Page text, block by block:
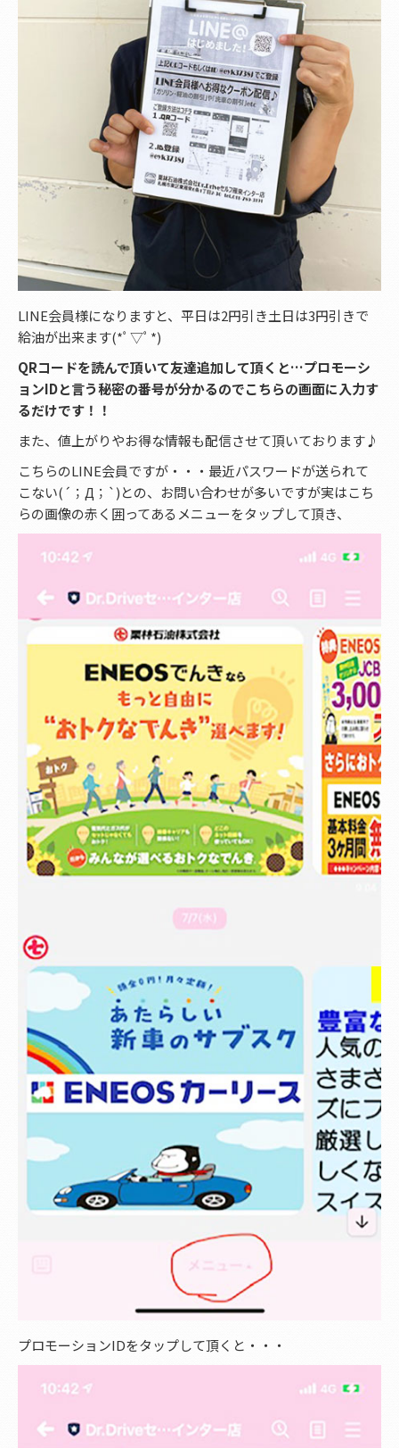
LINE会員様になりますと、平日は2円引き土日は3円引きで
給油が出来ます(*ﾟ▽ﾟ*)
QRコードを読んで頂いて友達追加して頂くと…プロモーシ
ョンIDと言う秘密の番号が分かるのでこちらの画面に入力す
るだけです！！
また、値上がりやお得な情報も配信させて頂いております♪
こちらのLINE会員ですが・・・最近パスワードが送られて
こない(´；Д；`)との、お問い合わせが多いですが実はこち
らの画像の赤く囲ってあるメニューをタップして頂き、
プロモーションIDをタップして頂くと・・・